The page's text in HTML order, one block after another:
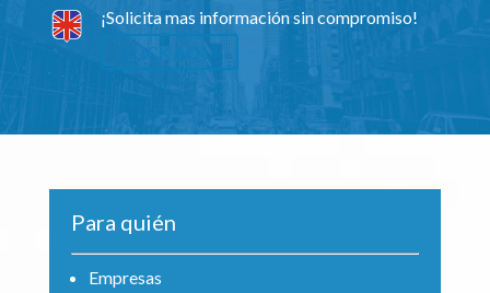
¡Solicita mas información sin compromiso!
CLICK AQUÍ
Para quién
Empresas